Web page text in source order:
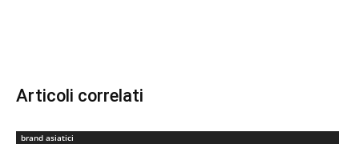
Articoli correlati
brand asiatici